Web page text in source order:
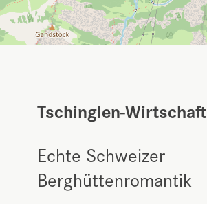
Tschinglen-Wirtschaft
Echte Schweizer
Berghüttenromantik